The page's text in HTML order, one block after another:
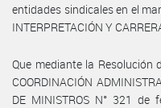
entidades sindicales en el
INTERPRETACIÓN Y
Que mediante la Resolución
COORDINACIÓN
DE MINISTROS N° 321